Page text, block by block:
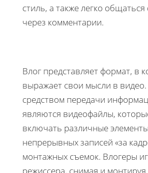
стиль, а также легко общаться
через комментарии.
Влог представляет формат, в
выражает свои мысли в
средством передачи
являются видеофайлы,
включать различные
непрерывных записей «за
монтажных съемок. Влогеры
режиссера, снимая и